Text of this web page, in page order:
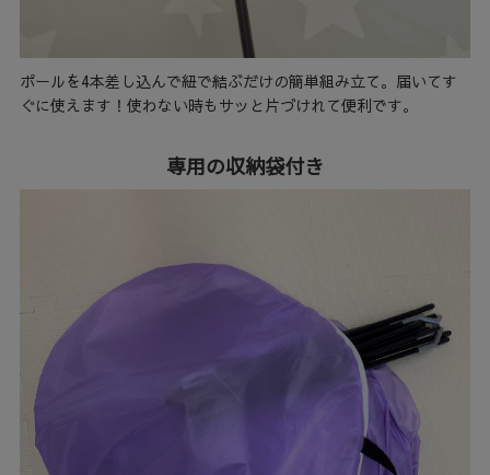
ポールを4本差し込んで紐で結ぶだけの簡単組み立て。届いてす
ぐに使えます！使わない時もサッと片づけれて便利です。
専用の収納袋付き